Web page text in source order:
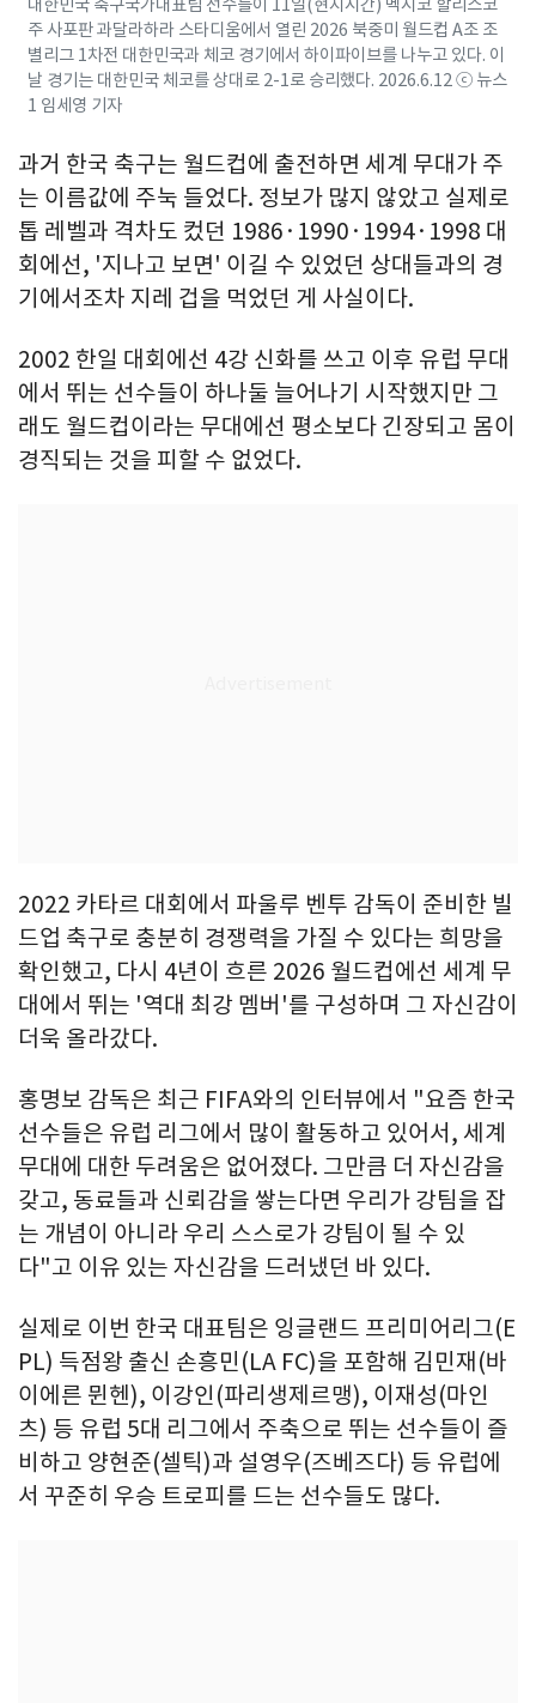
대한민국 축구국가대표팀 선수들이 11일(현지시간) 멕시코 할리스코
주 사포판 과달라하라 스타디움에서 열린 2026 북중미 월드컵 A조 조
별리그 1차전 대한민국과 체코 경기에서 하이파이브를 나누고 있다. 이
날 경기는 대한민국 체코를 상대로 2-1로 승리했다. 2026.6.12 ⓒ 뉴스
1 임세영 기자
과거 한국 축구는 월드컵에 출전하면 세계 무대가 주
는 이름값에 주눅 들었다. 정보가 많지 않았고 실제로
톱 레벨과 격차도 컸던 1986·1990·1994·1998 대
회에선, '지나고 보면' 이길 수 있었던 상대들과의 경
기에서조차 지레 겁을 먹었던 게 사실이다.
2002 한일 대회에선 4강 신화를 쓰고 이후 유럽 무대
에서 뛰는 선수들이 하나둘 늘어나기 시작했지만 그
래도 월드컵이라는 무대에선 평소보다 긴장되고 몸이
경직되는 것을 피할 수 없었다.
2022 카타르 대회에서 파울루 벤투 감독이 준비한 빌
드업 축구로 충분히 경쟁력을 가질 수 있다는 희망을
확인했고, 다시 4년이 흐른 2026 월드컵에선 세계 무
대에서 뛰는 '역대 최강 멤버'를 구성하며 그 자신감이
더욱 올라갔다.
홍명보 감독은 최근 FIFA와의 인터뷰에서 "요즘 한국
선수들은 유럽 리그에서 많이 활동하고 있어서, 세계
무대에 대한 두려움은 없어졌다. 그만큼 더 자신감을
갖고, 동료들과 신뢰감을 쌓는다면 우리가 강팀을 잡
는 개념이 아니라 우리 스스로가 강팀이 될 수 있
다"고 이유 있는 자신감을 드러냈던 바 있다.
실제로 이번 한국 대표팀은 잉글랜드 프리미어리그(E
PL) 득점왕 출신 손흥민(LA FC)을 포함해 김민재(바
이에른 뮌헨), 이강인(파리생제르맹), 이재성(마인
츠) 등 유럽 5대 리그에서 주축으로 뛰는 선수들이 즐
비하고 양현준(셀틱)과 설영우(즈베즈다) 등 유럽에
서 꾸준히 우승 트로피를 드는 선수들도 많다.